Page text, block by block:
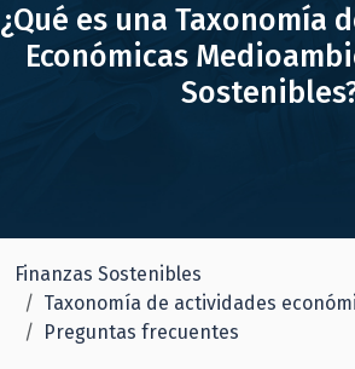
¿Qué es una Taxonomía
Económicas
Finanzas Sostenibles
Taxonomía de actividades
Preguntas frecuentes